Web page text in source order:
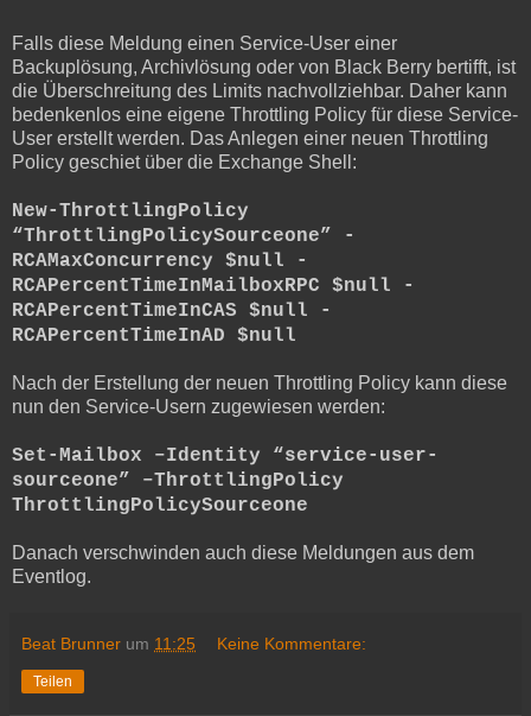
Falls diese Meldung einen Service-User einer
Backuplösung, Archivlösung oder von Black Berry bertifft, ist
die Überschreitung des Limits nachvollziehbar. Daher kann
bedenkenlos eine eigene Throttling Policy für diese Service-
User erstellt werden. Das Anlegen einer neuen Throttling
Policy geschiet über die Exchange Shell:
New-ThrottlingPolicy
“ThrottlingPolicySourceone” -
RCAMaxConcurrency $null -
RCAPercentTimeInMailboxRPC $null -
RCAPercentTimeInCAS $null -
RCAPercentTimeInAD $null
Nach der Erstellung der neuen Throttling Policy kann diese
nun den Service-Usern zugewiesen werden:
Set-Mailbox –Identity “service-user-
sourceone” –ThrottlingPolicy
ThrottlingPolicySourceone
Danach verschwinden auch diese Meldungen aus dem
Eventlog.
Beat Brunner um 11:25 Keine Kommentare:
Teilen